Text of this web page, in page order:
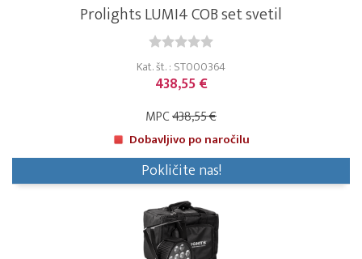
Prolights LUMI4 COB set svetil
Kat. št. : ST000364
438,55 €
MPC438,55 €
Dobavljivo po naročilu
Pokličite nas!